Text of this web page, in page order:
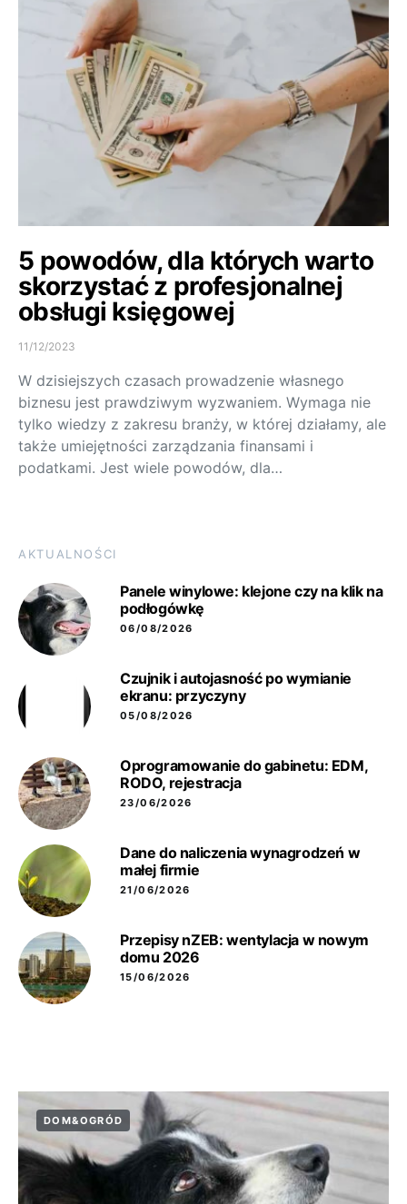
5 powodów, dla których warto
skorzystać z profesjonalnej
obsługi księgowej
11/12/2023
W dzisiejszych czasach prowadzenie własnego
biznesu jest prawdziwym wyzwaniem. Wymaga nie
tylko wiedzy z zakresu branży, w której działamy, ale
także umiejętności zarządzania finansami i
podatkami. Jest wiele powodów, dla…
AKTUALNOŚCI
Panele winylowe: klejone czy na klik na
podłogówkę
06/08/2026
Czujnik i autojasność po wymianie
ekranu: przyczyny
05/08/2026
Oprogramowanie do gabinetu: EDM,
RODO, rejestracja
23/06/2026
Dane do naliczenia wynagrodzeń w
małej firmie
21/06/2026
Przepisy nZEB: wentylacja w nowym
domu 2026
15/06/2026
DOM&OGRÓD